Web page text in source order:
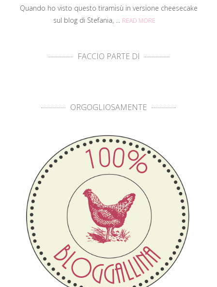
Quando ho visto questo tiramisù in versione cheesecake
sul blog di Stefania, ... READ MORE
FACCIO PARTE DI
ORGOGLIOSAMENTE